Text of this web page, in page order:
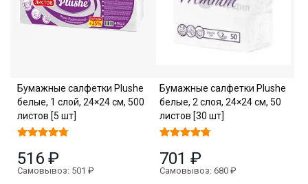
Бумажные салфетки Plushe
белые, 1 слой, 24×24 см, 500
листов [5 шт]
516 ₽
Самовывоз: 501 ₽
Бумажные салфетки Plushe
белые, 2 слоя, 24×24 см, 50
листов [30 шт]
701 ₽
Самовывоз: 680 ₽